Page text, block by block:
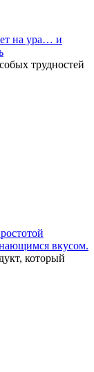
на ура… и
трудностей
вкусом.
который